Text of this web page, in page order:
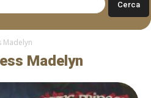
Madelyn
Madelyn